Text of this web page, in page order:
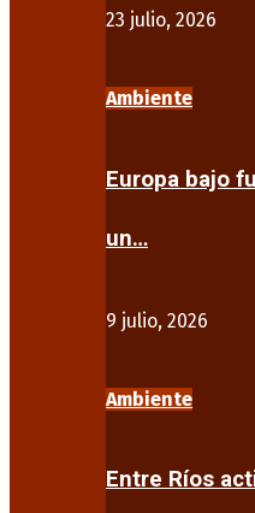
23 julio, 2026
Ambiente
Europa bajo
un…
9 julio, 2026
Ambiente
Entre Ríos